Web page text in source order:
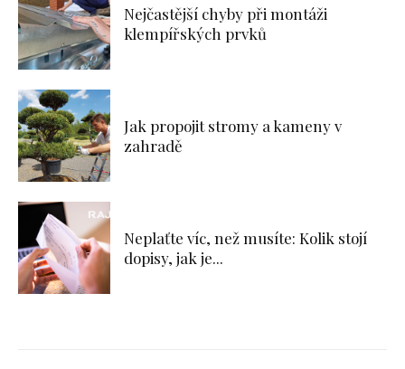
Nejčastější chyby při montáži
klempířských prvků
Jak propojit stromy a kameny v
zahradě
Neplaťte víc, než musíte: Kolik stojí
dopisy, jak je...